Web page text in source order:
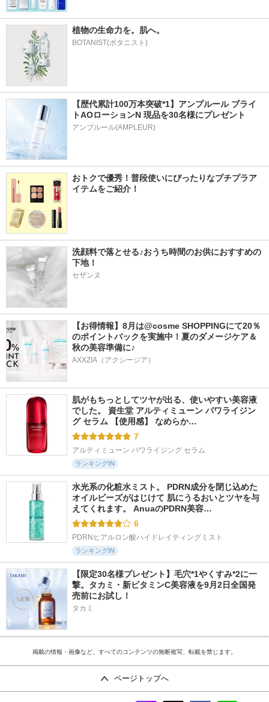
植物の生命力を。肌へ。
BOTANIST(ボタニスト)
【歴代累計100万本突破*1】アンプルール ブライ
トAOローションN 現品を30名様にプレゼント
アンプルール(AMPLEUR)
おトクで優秀！普段使いにぴったりなプチプラア
イテムをご紹介！
洗顔料で落とせる♪おうち時間のお供におすすめの
下地！
セザンヌ
【お得情報】8月は@cosme SHOPPINGにて20％
のポイントバックを実施中！夏のダメージケア＆
秋の美容準備に♪
AXXZIA（アクシージア）
肌がもちっとしてツヤが出る、使いやすい美容液
でした。 資生堂 アルティミューン パワライジン
グ セラム 【使用感】 なめらか…
7
アルティミューン パワライジング セラム
ランキングIN
水光系の化粧水ミスト。 PDRN成分を閉じ込めた
オイルビーズがはじけて 肌にうるおいとツヤを与
えてくれます。 AnuaのPDRN美容…
6
PDRNヒアルロン酸ハイドレイティングミスト
ランキングIN
【限定30名様プレゼント】毛穴*1やくすみ*2に一
撃。タカミ・新ビタミンC美容液を9月2日全国発
売前にお試し！
タカミ
掲載の情報・画像など、すべてのコンテンツの無断複写、転載を禁じます。
ページトップへ